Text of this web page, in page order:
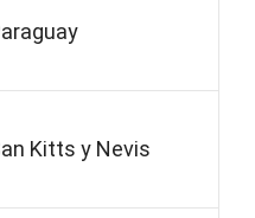
Kitts y Nevis